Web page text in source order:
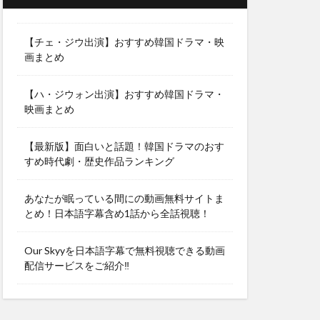
【チェ・ジウ出演】おすすめ韓国ドラマ・映
画まとめ
【ハ・ジウォン出演】おすすめ韓国ドラマ・
映画まとめ
【最新版】面白いと話題！韓国ドラマのおす
すめ時代劇・歴史作品ランキング
あなたが眠っている間にの動画無料サイトま
とめ！日本語字幕含め1話から全話視聴！
Our Skyyを日本語字幕で無料視聴できる動画
配信サービスをご紹介‼